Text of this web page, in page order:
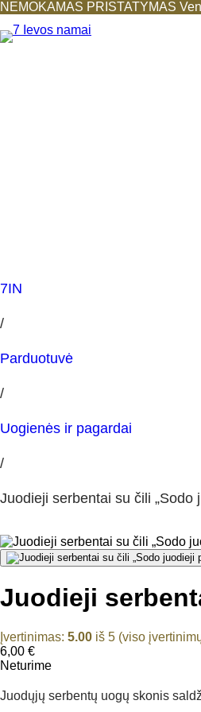
NEMOKAMAS PRISTATYMAS
7IN
/
Parduotuvė
/
Uogienės ir pagardai
/
Juodieji serbentai su čili „Sodo
Juodieji
Įvertinimas: 5.00 iš 5 (viso
6,00 €
Neturime
Juodųjų serbentų uogų skonis